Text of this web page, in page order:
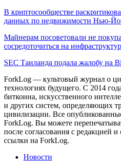
В криптосообществе
данных по недвижимости Нью-
Майнерам посоветовали не
сосредоточиться на
SEC Таиланда подала жалобу на
ForkLog — культовый журнал о
технологиях будущего. С 2014
биткоина, искусственного
и других систем, определяющих
цивилизации. Все
ForkLog. Вы можете
после согласования с редакцией
ссылки на ForkLog.
Новости